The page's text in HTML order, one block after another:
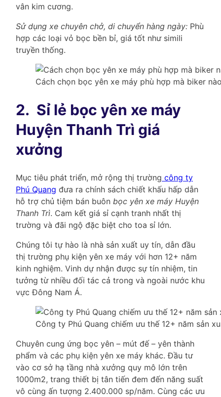
vân kim cương.
Sử dụng xe chuyên chở, di chuyển hàng ngày: Phù
hợp các loại vỏ bọc bền bỉ, giá tốt như simili
truyền thống.
Cách chọn bọc yên xe máy phù hợp mà biker
2. Sỉ lẻ bọc yên xe máy
Huyện Thanh Trì giá
xưởng
Mục tiêu phát triển, mở rộng thị trường công ty
Phú Quang đưa ra chính sách chiết khấu hấp dẫn
hỗ trợ chủ tiệm bán buôn bọc yên xe máy Huyện
Thanh Trì. Cam kết giá sỉ cạnh tranh nhất thị
trường và đãi ngộ đặc biệt cho toa sỉ lớn.
Chúng tôi tự hào là nhà sản xuất uy tín, dẫn đầu
thị trường phụ kiện yên xe máy với hơn 12+ năm
kinh nghiệm. Vinh dự nhận được sự tín nhiệm, tin
tưởng từ nhiều đối tác cả trong và ngoài nước khu
vực Đông Nam Á.
Công ty Phú Quang chiếm ưu thế 12+ năm sản
Chuyên cung ứng bọc yên – mút đế – yên thành
phẩm và các phụ kiện yên xe máy khác. Đầu tư
vào cơ sở hạ tầng nhà xưởng quy mô lớn trên
1000m2, trang thiết bị tân tiến đem đến năng suất
vô cùng ấn tượng 2.400.000 sp/năm. Cùng các ưu